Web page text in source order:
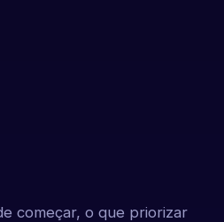
começar, o que priorizar